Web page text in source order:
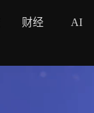
财经 AI